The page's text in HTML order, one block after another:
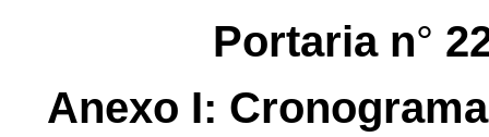
Portaria n°
Anexo I: